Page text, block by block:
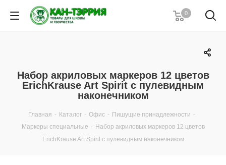
0
Набор акриловых маркеров 12 цветов
ErichKrause Art Spirit c пулевидным
наконечником
Главная - Каталог - Офис - Пишущие принадлежности -
Маркеры специальные - Набор акриловых маркеров 12 цветов
ErichKrause Art Spirit c пулевидным наконечником